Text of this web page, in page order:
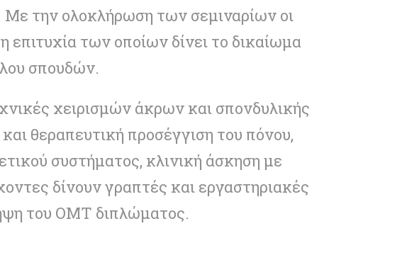
Με την ολοκλήρωση των σεμιναρίων οι
επιτυχία των οποίων δίνει το δικαίωμα
σπουδών.
χειρισμών άκρων και σπονδυλικής
θεραπευτική προσέγγιση του πόνου,
συστήματος, κλινική άσκηση με
δίνουν γραπτές και εργαστηριακές
του OMT διπλώματος.